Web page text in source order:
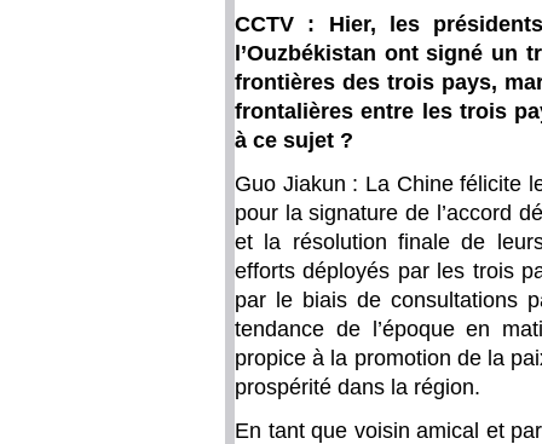
CCTV : Hier, les
l’Ouzbékistan ont signé un
frontières des trois pays,
frontalières entre les trois
à ce sujet ?
Guo Jiakun : La Chine félicite
pour la signature de l’accord
et la résolution finale de
efforts déployés par les trois
par le biais de consultations
tendance de l’époque en
propice à la promotion de la
prospérité dans la région.
En tant que voisin amical et